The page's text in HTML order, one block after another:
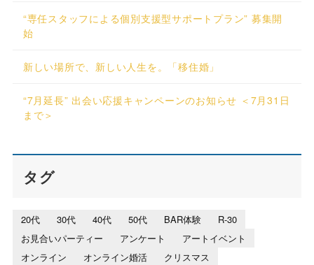
“専任スタッフによる個別支援型サポートプラン” 募集開
始
新しい場所で、新しい人生を。「移住婚」
“7月延長” 出会い応援キャンペーンのお知らせ ＜7月31日
まで＞
タグ
20代 30代 40代 50代 BAR体験
R-30
お見合いパーティー
アンケート
アートイベント
オンライン
オンライン婚活 クリスマス